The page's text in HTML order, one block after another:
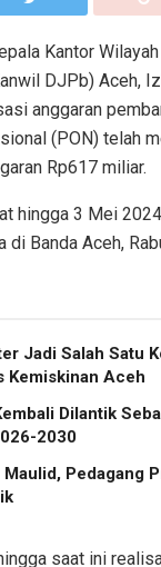
Kantor
DJPb) Aceh,
anggaran
(PON) telah
Rp617 miliar.
hingga 3 Mei
di Banda Aceh,
Jadi Salah Satu
Kemiskinan Aceh
Dilantik
2030
Pedagang
saat ini